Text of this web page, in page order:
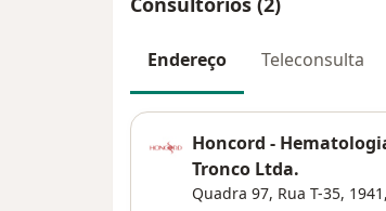
Endereço Teleconsulta
Honcord -
Tronco Ltda.
Quadra 97, Rua T-35, 1941,